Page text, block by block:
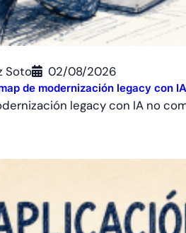
Soto 02/08/2026
de modernización legacy con
legacy con IA no